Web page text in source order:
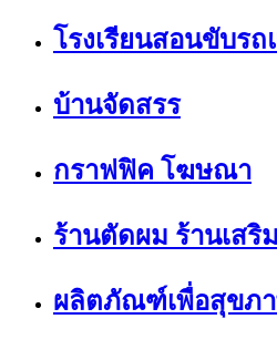
โรงเรียนสอนขับร
บ้านจัดสรร
กราฟฟิค โฆษณา
ร้านตัดผม ร้านเสริ
ผลิตภัณฑ์เพื่อสุขภ